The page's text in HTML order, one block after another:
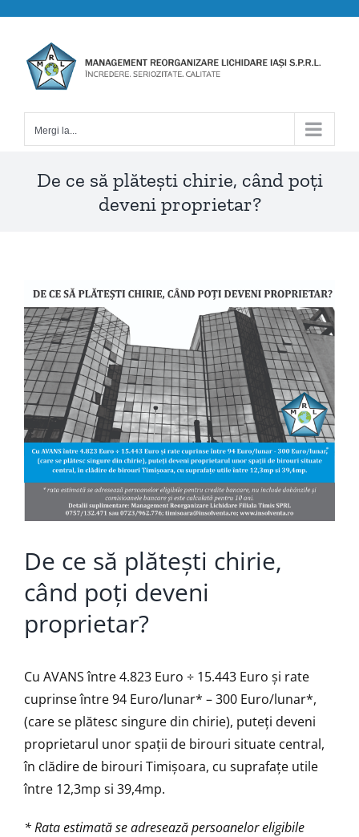
content
Mergi la...
De ce să plătești chirie, când poți
deveni proprietar?
View
Larger
Image
De ce să plătești chirie,
când poți deveni
proprietar?
Cu AVANS între 4.823 Euro ÷ 15.443 Euro și rate
cuprinse între 94 Euro/lunar* – 300 Euro/lunar*,
(care se plătesc singure din chirie), puteți deveni
proprietarul unor spații de birouri situate central,
în clădire de birouri Timișoara, cu suprafațe utile
între 12,3mp si 39,4mp.
* Rata estimată se adresează persoanelor eligibile